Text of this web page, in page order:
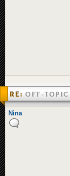
RE: OFF-
UNTERWEGS!
Nina